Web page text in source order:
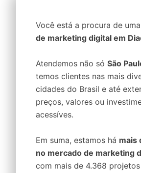
Você está a procura de uma
de marketing digital em
Atendemos não só São
temos clientes nas mais
cidades do Brasil e até
preços, valores ou
acessíves.
Em suma, estamos há mais
no mercado de marketing
com mais de 4.368